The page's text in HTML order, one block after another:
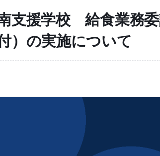
支援学校 給食業務
）の実施について